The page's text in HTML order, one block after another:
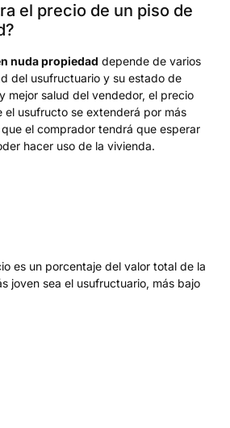
el precio de un piso de
nuda propiedad depende de varios
del usufructuario y su estado de
mejor salud del vendedor, el precio
el usufructo se extenderá por más
el comprador tendrá que esperar
hacer uso de la vivienda.
es un porcentaje del valor total de la
joven sea el usufructuario, más bajo